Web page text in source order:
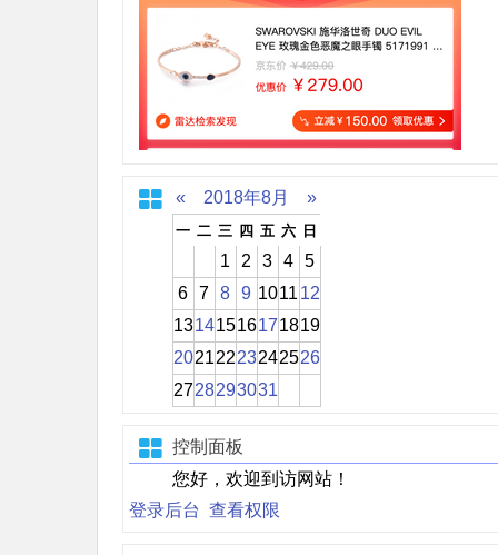
« 2018年8月 »
一 二 三 四 五 六 日
1 2 3 4
5
6
7 8 9 1011 12
13141516171819
20212223242526
2728293031
控制面板
您好，欢迎到访网站！
登录后台 查看权限